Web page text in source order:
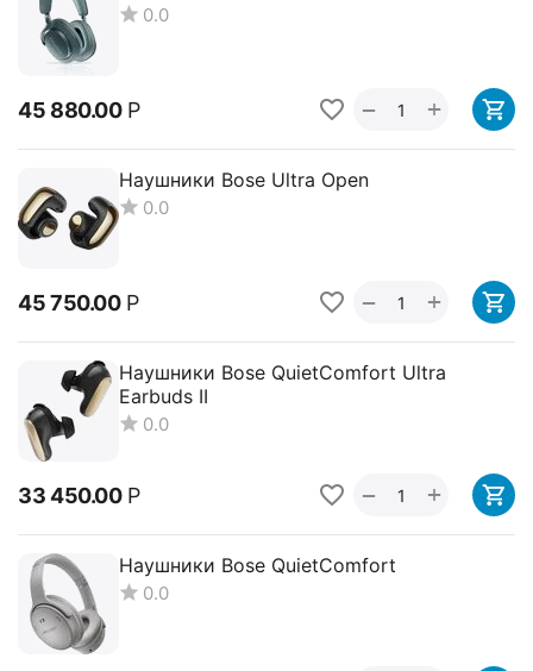
0.0
45 880.00 Р +
−
Наушники Bose Ultra Open
0.0
45 750.00 Р +
−
Наушники Bose QuietComfort Ultra
Earbuds II
0.0
33 450.00 Р +
−
Наушники Bose QuietComfort
0.0